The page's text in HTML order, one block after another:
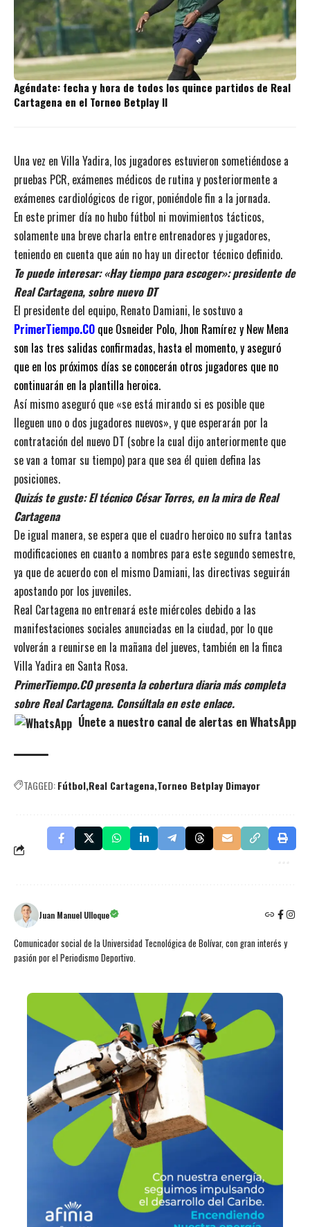
Agéndate: fecha y hora de todos los quince partidos de Real
Cartagena en el Torneo Betplay II
Una vez en Villa Yadira, los jugadores estuvieron sometiéndose a
pruebas PCR, exámenes médicos de rutina y posteriormente a
exámenes cardiológicos de rigor, poniéndole fin a la jornada.
En este primer día no hubo fútbol ni movimientos tácticos,
solamente una breve charla entre entrenadores y jugadores,
teniendo en cuenta que aún no hay un director técnico definido.
Te puede interesar:«Hay tiempo para escoger»: presidente de
Real Cartagena, sobre nuevo DT
El presidente del equipo, Renato Damiani, le sostuvo a
PrimerTiempo.CO que Osneider Polo, Jhon Ramírez y New Mena
son las tres salidas confirmadas, hasta el momento, y aseguró
que en los próximos días se conocerán otros jugadores que no
continuarán en la plantilla heroica.
Así mismo aseguró que «se está mirando si es posible que
lleguen uno o dos jugadores nuevos», y que esperarán por la
contratación del nuevo DT (sobre la cual dijo anteriormente que
se van a tomar su tiempo) para que sea él quien defina las
posiciones.
Quizás te guste:El técnico César Torres, en la mira de Real
Cartagena
De igual manera, se espera que el cuadro heroico no sufra tantas
modificaciones en cuanto a nombres para este segundo semestre,
ya que de acuerdo con el mismo Damiani, las directivas seguirán
apostando por los juveniles.
Real Cartagena no entrenará este miércoles debido a las
manifestaciones sociales anunciadas en la ciudad, por lo que
volverán a reunirse en la mañana del jueves, también en la finca
Villa Yadira en Santa Rosa.
PrimerTiempo.CO presenta la cobertura diaria más completa
sobre Real Cartagena. Consúltala en este enlace.
Únete a nuestro canal de alertas en WhatsApp
TAGGED:Fútbol Real Cartagena Torneo Betplay Dimayor
Juan Manuel Ulloque
Comunicador social de la Universidad Tecnológica de Bolívar, con gran interés y
pasión por el Periodismo Deportivo.